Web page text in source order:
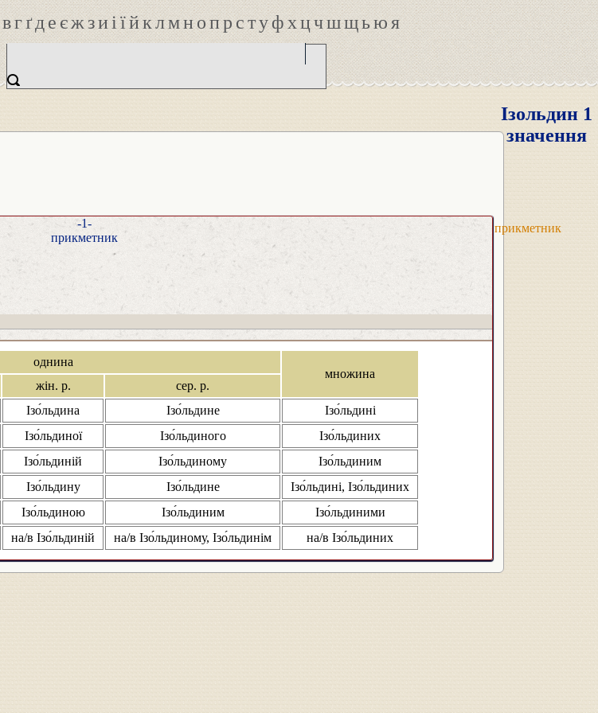
вгґдеєжзиіїйклмнопрстуфхцчшщьюя
Ізольдин 1
значення
прикметник
-1-
прикметник
однина
множина
жін. р.
сер. р.
Ізо́льдина Ізо́льдине
Ізо́льдині
Ізо́льдиної Ізо́льдиного
Ізо́льдиних
Ізо́льдиній Ізо́льдиному
Ізо́льдиним
Ізо́льдину Ізо́льдине
Ізо́льдині, Ізо́льдиних
Ізо́льдиною Ізо́льдиним
Ізо́льдиними
на/в Ізо́льдиній на/в Ізо́льдиному, Ізо́льдинім на/в Ізо́льдиних